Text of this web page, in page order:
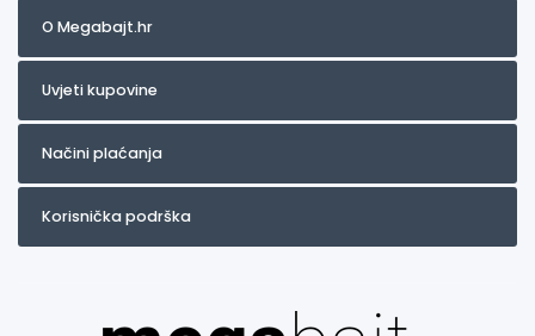
O Megabajt.hr
Uvjeti kupovine
Načini plaćanja
Korisnička podrška